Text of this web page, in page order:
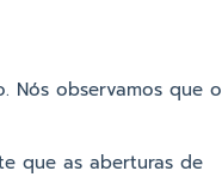
Nós observamos que o
que as aberturas de